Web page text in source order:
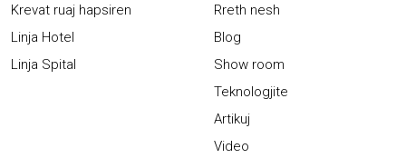
Krevat ruaj hapsiren
Linja Hotel
Linja Spital
Rreth nesh
Blog
Show room
Teknologjite
Artikuj
Video